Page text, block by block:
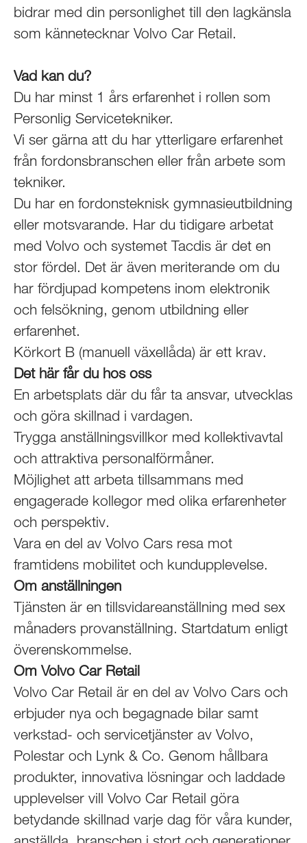
bidrar med din personlighet till den lagkänsla
som kännetecknar Volvo Car Retail.
Vad kan du?
Du har minst 1 års erfarenhet i rollen som
Personlig Servicetekniker.
Vi ser gärna att du har ytterligare erfarenhet
från fordonsbranschen eller från arbete som
tekniker.
Du har en fordonsteknisk gymnasieutbildning
eller motsvarande. Har du tidigare arbetat
med Volvo och systemet Tacdis är det en
stor fördel. Det är även meriterande om du
har fördjupad kompetens inom elektronik
och felsökning, genom utbildning eller
erfarenhet.
Körkort B (manuell växellåda) är ett krav.
Det här får du hos oss
En arbetsplats där du får ta ansvar, utvecklas
och göra skillnad i vardagen.
Trygga anställningsvillkor med kollektivavtal
och attraktiva personalförmåner.
Möjlighet att arbeta tillsammans med
engagerade kollegor med olika erfarenheter
och perspektiv.
Vara en del av Volvo Cars resa mot
framtidens mobilitet och kundupplevelse.
Om anställningen
Tjänsten är en tillsvidareanställning med sex
månaders provanställning. Startdatum enligt
överenskommelse.
Om Volvo Car Retail
Volvo Car Retail är en del av Volvo Cars och
erbjuder nya och begagnade bilar samt
verkstad- och servicetjänster av Volvo,
Polestar och Lynk & Co. Genom hållbara
produkter, innovativa lösningar och laddade
upplevelser vill Volvo Car Retail göra
betydande skillnad varje dag för våra kunder,